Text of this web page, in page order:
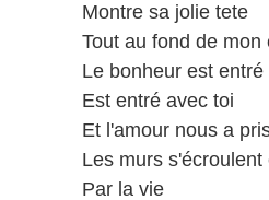
Montre sa jolie tete
Tout au fond de
Le bonheur est entré
Est entré avec toi
Et l'amour nous a
Les murs
Par la vie